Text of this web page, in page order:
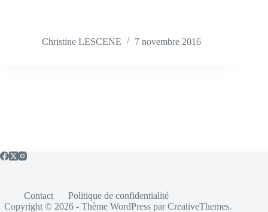
Christine LESCENE 7 novembre 2016
Contact
Politique de confidentialité
Copyright © 2026 - Thème WordPress parCreativeThemes.